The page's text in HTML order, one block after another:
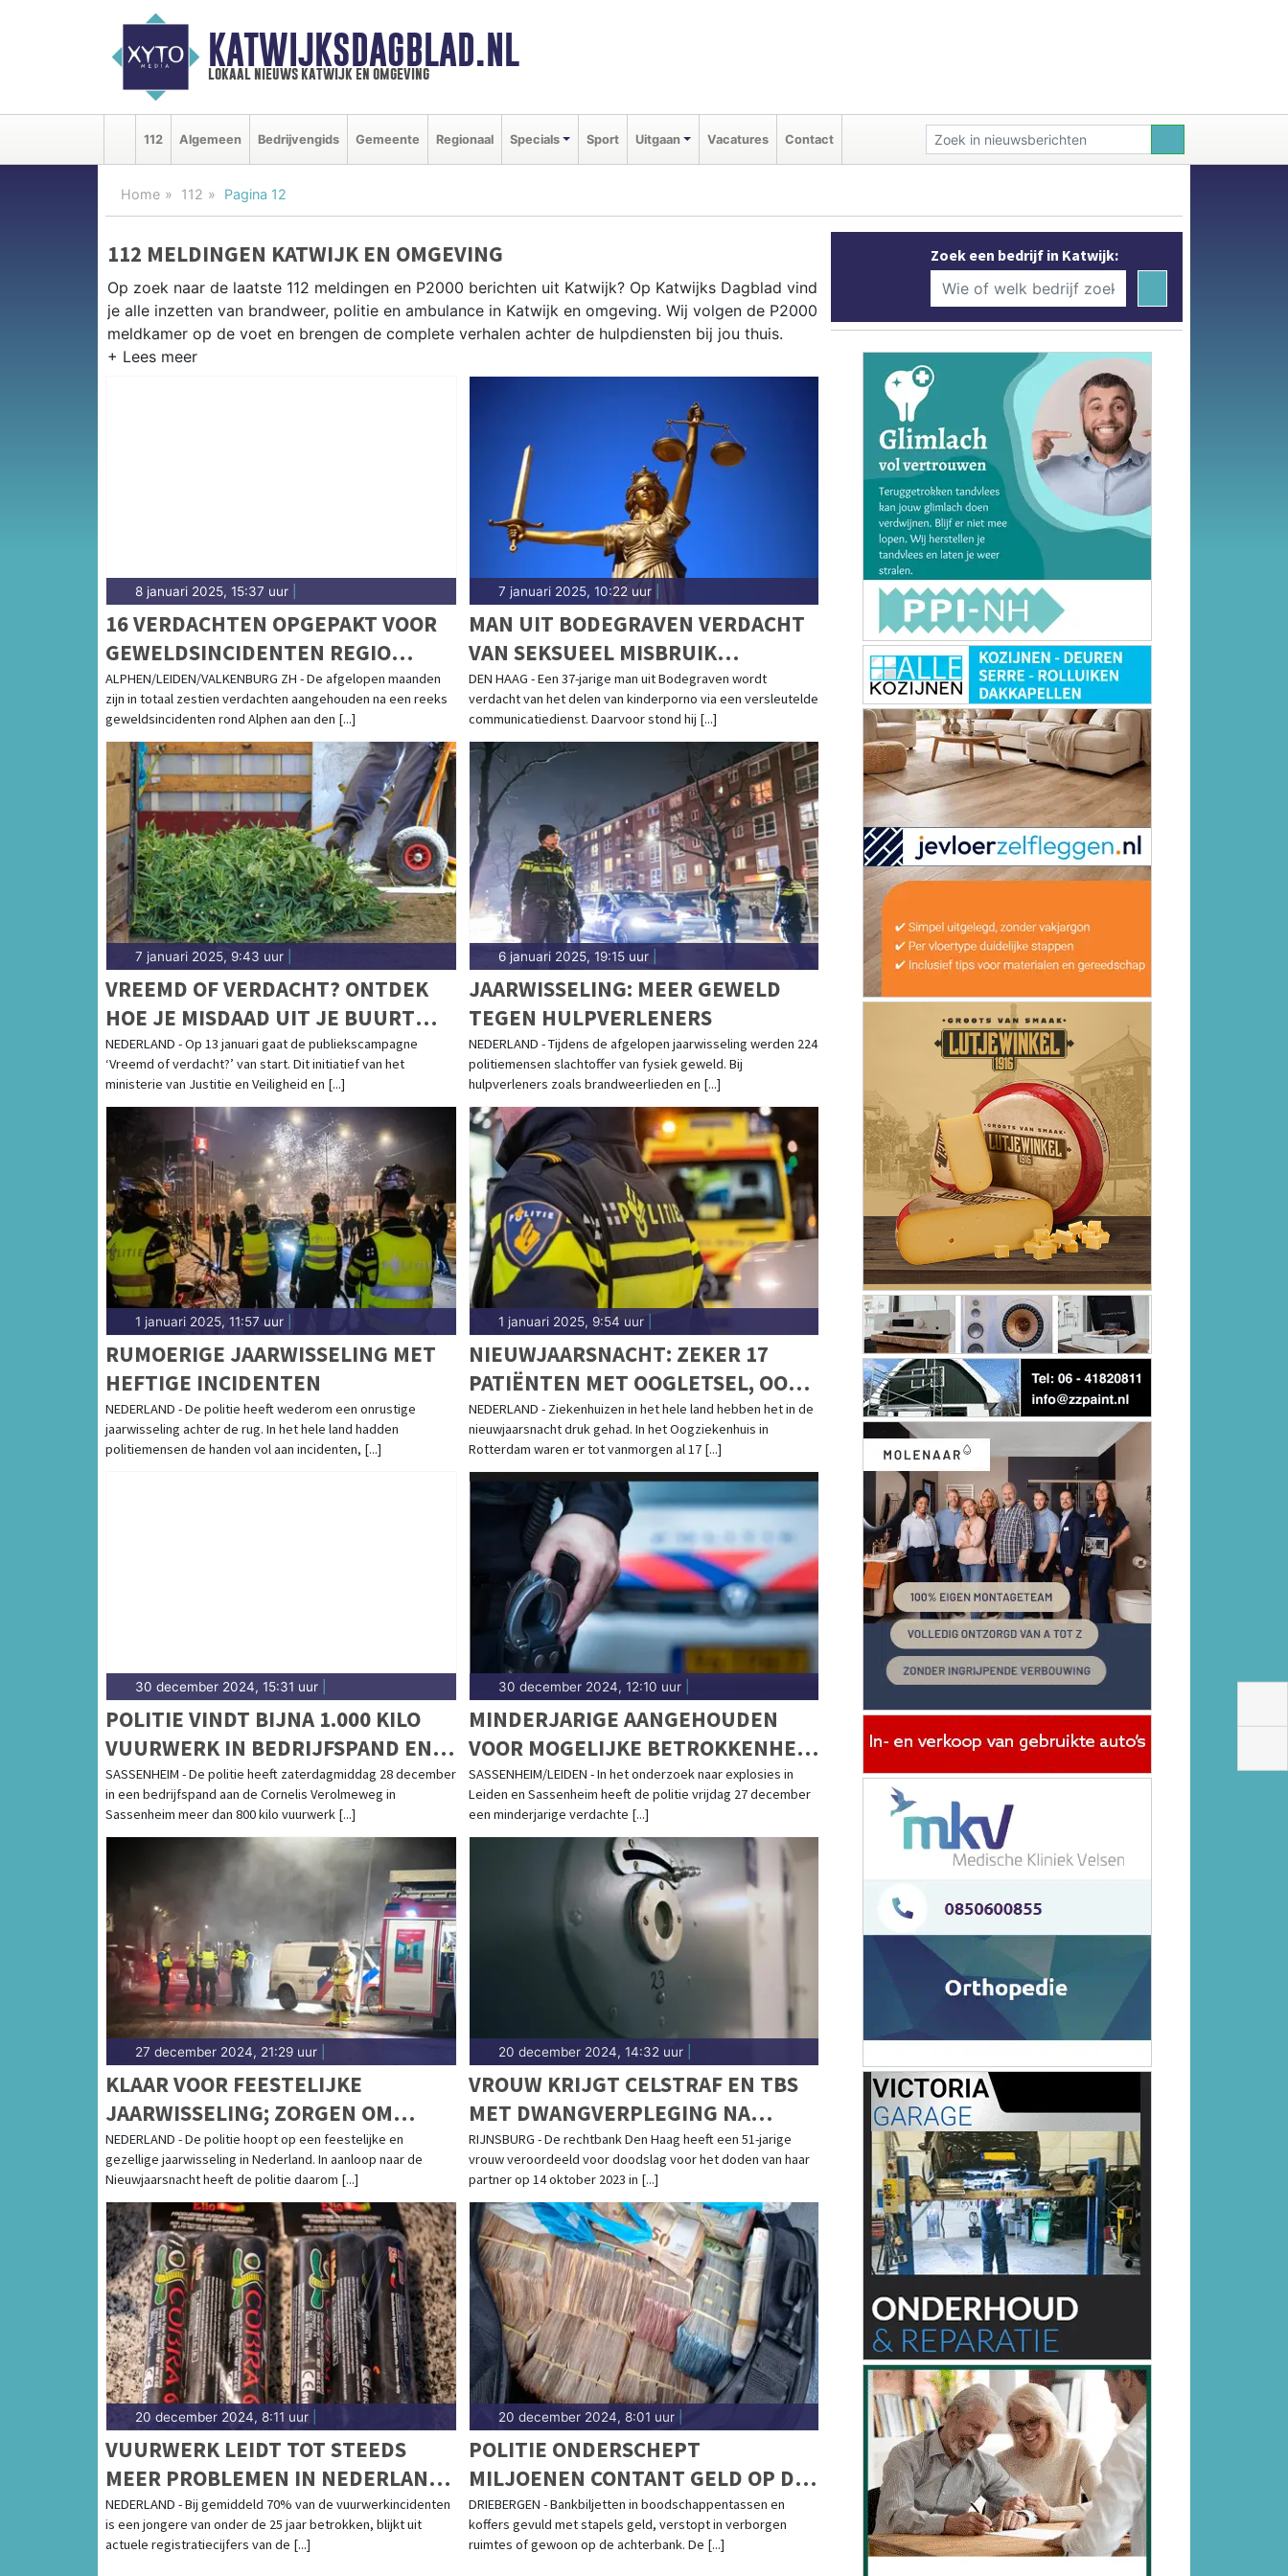
KATWIJKSDAGBLAD.NL
lokaal nieuws katwijk en omgeving
112 Algemeen Bedrijvengids Gemeente Regionaal Specials Sport Uitgaan Vacatures Contact
Home 112 Pagina 12
112 MELDINGEN KATWIJK EN OMGEVING
Op zoek naar de laatste 112 meldingen en P2000 berichten uit Katwijk? Op Katwijks Dagblad vind
je alle inzetten van brandweer, politie en ambulance in Katwijk en omgeving. Wij volgen de P2000
meldkamer op de voet en brengen de complete verhalen achter de hulpdiensten bij jou thuis.
Van incidenten op de N206 en de N441 tot meldingen in Katwijk aan Zee, Katwijk aan den Rijn,
8 januari 2025, 15:37 uur
16 VERDACHTEN OPGEPAKT VOOR
GEWELDSINCIDENTEN REGIO
ALPHEN
ALPHEN/LEIDEN/VALKENBURG ZH - De afgelopen maanden
zijn in totaal zestien verdachten aangehouden na een reeks
geweldsincidenten rond Alphen aan den [...]
7 januari 2025, 10:22 uur|
MAN UIT BODEGRAVEN VERDACHT
VAN SEKSUEEL MISBRUIK
MINDERJARIGEN
DEN HAAG - Een 37-jarige man uit Bodegraven wordt
verdacht van het delen van kinderporno via een versleutelde
communicatiedienst. Daarvoor stond hij [...]
7 januari 2025, 9:43 uur
VREEMD OF VERDACHT? ONTDEK
HOE JE MISDAAD UIT JE BUURT
HOUDT
NEDERLAND - Op 13 januari gaat de publiekscampagne
‘Vreemd of verdacht?’ van start. Dit initiatief van het
ministerie van Justitie en Veiligheid en [...]
6 januari 2025, 19:15 uur|
JAARWISSELING: MEER GEWELD
TEGEN HULPVERLENERS
NEDERLAND - Tijdens de afgelopen jaarwisseling werden 224
politiemensen slachtoffer van fysiek geweld. Bij
hulpverleners zoals brandweerlieden en [...]
1 januari 2025, 11:57 uur
RUMOERIGE JAARWISSELING MET
HEFTIGE INCIDENTEN
NEDERLAND - De politie heeft wederom een onrustige
jaarwisseling achter de rug. In het hele land hadden
politiemensen de handen vol aan incidenten, [...]
1 januari 2025, 9:54 uur|
NIEUWJAARSNACHT: ZEKER 17
PATIËNTEN MET OOGLETSEL, OOK
VEEL ALCOHOLVERGIFTIGING
ONDER JONGEREN
NEDERLAND - Ziekenhuizen in het hele land hebben het in de
nieuwjaarsnacht druk gehad. In het Oogziekenhuis in
Rotterdam waren er tot vanmorgen al 17 [...]
30 december 2024, 15:31 uur
POLITIE VINDT BIJNA 1.000 KILO
VUURWERK IN BEDRIJFSPAND EN
WONING
SASSENHEIM - De politie heeft zaterdagmiddag 28 december
in een bedrijfspand aan de Cornelis Verolmeweg in
Sassenheim meer dan 800 kilo vuurwerk [...]
30 december 2024, 12:10 uur|
MINDERJARIGE AANGEHOUDEN
VOOR MOGELIJKE BETROKKENHEID
EXPLOSIES LEIDEN EN SASSENHEIM
SASSENHEIM/LEIDEN - In het onderzoek naar explosies in
Leiden en Sassenheim heeft de politie vrijdag 27 december
een minderjarige verdachte [...]
27 december 2024, 21:29 uur
KLAAR VOOR FEESTELIJKE
JAARWISSELING; ZORGEN OM
JAARLIJKS TERUGKEREND GEWELD
NEDERLAND - De politie hoopt op een feestelijke en
gezellige jaarwisseling in Nederland. In aanloop naar de
Nieuwjaarsnacht heeft de politie daarom [...]
20 december 2024, 14:32 uur|
VROUW KRIJGT CELSTRAF EN TBS
MET DWANGVERPLEGING NA
DODEN PARTNER IN RIJNSBURG
RIJNSBURG - De rechtbank Den Haag heeft een 51-jarige
vrouw veroordeeld voor doodslag voor het doden van haar
partner op 14 oktober 2023 in [...]
20 december 2024, 8:11 uur
VUURWERK LEIDT TOT STEEDS
MEER PROBLEMEN IN NEDERLAND;
VAAK TIENERS BETROKKEN BIJ
INCIDENTEN
NEDERLAND - Bij gemiddeld 70% van de vuurwerkincidenten
is een jongere van onder de 25 jaar betrokken, blijkt uit
actuele registratiecijfers van de [...]
20 december 2024, 8:01 uur|
POLITIE ONDERSCHEPT
MILJOENEN CONTANT GELD OP DE
NEDERLANDSE WEGEN
DRIEBERGEN - Bankbiljetten in boodschappentassen en
koffers gevuld met stapels geld, verstopt in verborgen
ruimtes of gewoon op de achterbank. De [...]
Zoek een bedrijf in Katwijk: